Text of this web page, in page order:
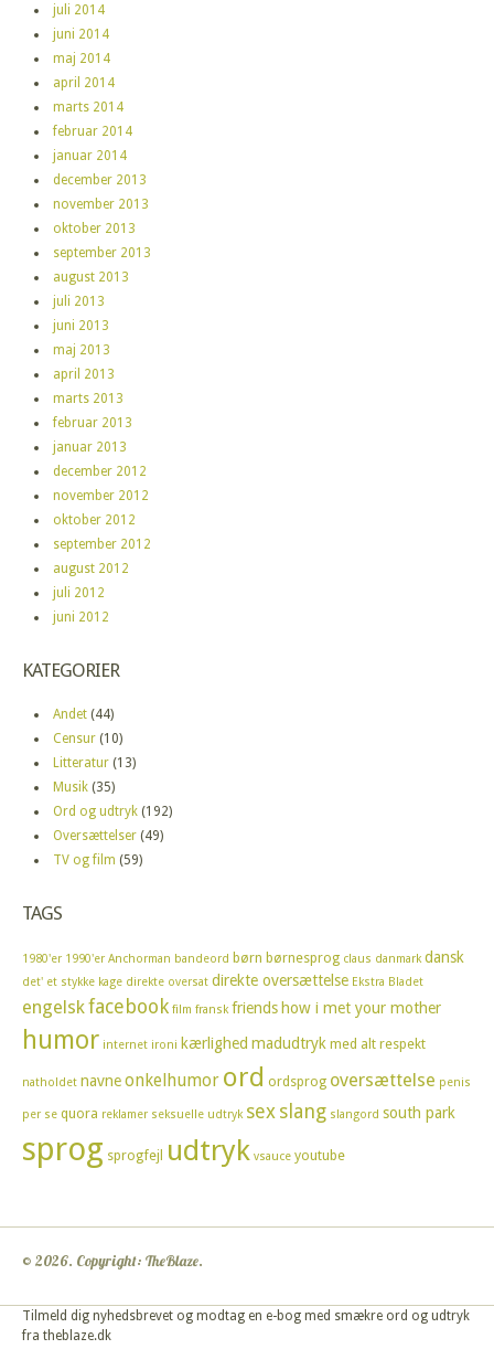
juli 2014
juni 2014
maj 2014
april 2014
marts 2014
februar 2014
januar 2014
december 2013
november 2013
oktober 2013
september 2013
august 2013
juli 2013
juni 2013
maj 2013
april 2013
marts 2013
februar 2013
januar 2013
december 2012
november 2012
oktober 2012
september 2012
august 2012
juli 2012
juni 2012
KATEGORIER
Andet (44)
Censur (10)
Litteratur (13)
Musik (35)
Ord og udtryk (192)
Oversættelser (49)
TV og film (59)
TAGS
1980'er 1990'er Anchorman bandeord børn børnesprog claus danmark dansk
det' et stykke kage direkte oversat direkte oversættelse Ekstra Bladet
engelskfacebook film fransk friends how i met your mother
humor internet ironi kærlighed madudtryk med alt respekt
natholdet navneonkelhumor ord ordsprog oversættelse penis
per se quora reklamer seksuelle udtryk sexslang slangord south park
sprog sprogfejl udtryk vsauce youtube
© 2026. Copyright: TheBlaze.
Tilmeld dig nyhedsbrevet og modtag en e-bog med smækre ord og udtryk
fra theblaze.dk